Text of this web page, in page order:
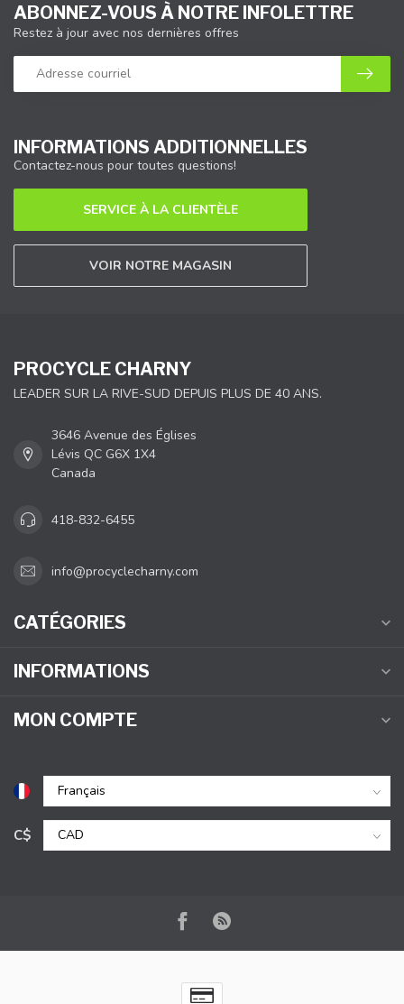
INFORMATIONS ADDITIONNELLES
Contactez-nous pour toutes questions!
SERVICE À LA CLIENTÈLE
VOIR NOTRE MAGASIN
ABONNEZ-VOUS À NOTRE INFOLETTRE
Restez à jour avec nos dernières offres
PROCYCLE CHARNY
LEADER SUR LA RIVE-SUD DEPUIS PLUS DE 40 ANS.
3646 Avenue des Églises
Lévis QC G6X 1X4
Canada
418-832-6455
info@procyclecharny.com
CATÉGORIES
INFORMATIONS
MON COMPTE
C$